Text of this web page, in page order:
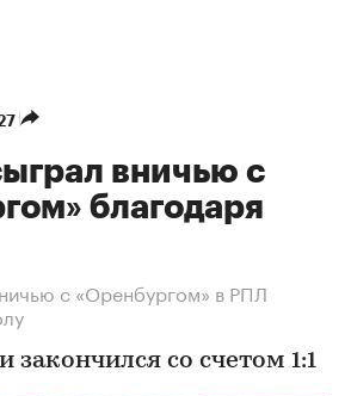
вничью с
благодаря
с «Оренбургом» в РПЛ
закончился со счетом 1:1